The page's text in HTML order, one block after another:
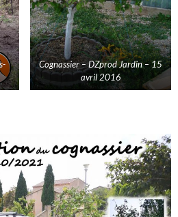
Cognassier – DZprod Jardin – 15
avril 2016